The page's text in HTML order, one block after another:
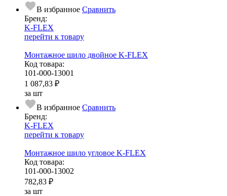
В избранное Сравнить
Бренд:
K-FLEX
перейти к товару
Монтажное шило двойное K-FLEX
Код товара:
101-000-13001
1 087,83 ₽
за шт
В избранное Сравнить
Бренд:
K-FLEX
перейти к товару
Монтажное шило угловое K-FLEX
Код товара:
101-000-13002
782,83 ₽
за шт